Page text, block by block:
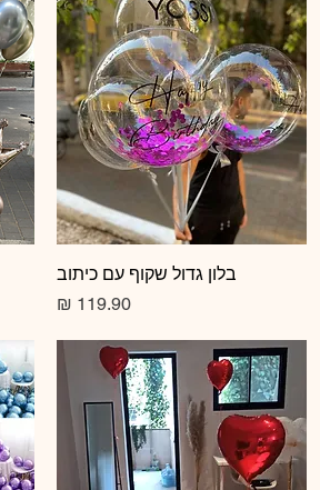
תצוגה מהירה
בלון גדול שקוף עם כיתוב
מחיר